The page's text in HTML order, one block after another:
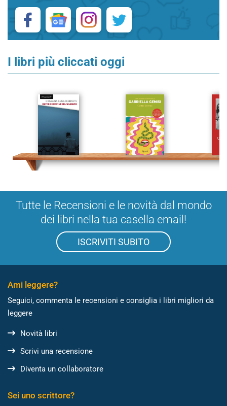
I libri più cliccati oggi
Tutte le Recensioni e le novità dal mondo
dei libri nella tua casella email!
ISCRIVITI SUBITO
Ami leggere?
Seguici, commenta le recensioni e consiglia i libri migliori da
leggere
Novità libri
Scrivi una recensione
Diventa un collaboratore
Sei uno scrittore?